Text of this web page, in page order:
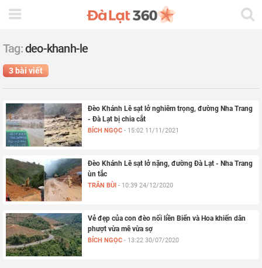
Tag:deo-khanh-le
3 bài viết
Đèo Khánh Lê sạt lở nghiêm trọng, đường Nha Trang
- Đà Lạt bị chia cắt
BÍCH NGỌC - 15:02 11/11/2021
Đèo Khánh Lê sạt lở nặng, đường Đà Lạt - Nha Trang
ùn tắc
TRÂN BÙI - 10:39 24/12/2020
Vẻ đẹp của con đèo nối liền Biển và Hoa khiến dân
phượt vừa mê vừa sợ
BÍCH NGỌC - 13:22 30/07/2020